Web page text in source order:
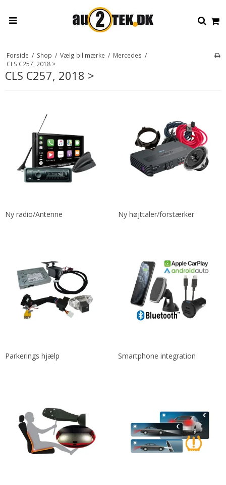
Forside / Shop / Vælg bil mærke / Mercedes /
CLS C257, 2018 >
CLS C257, 2018 >
Ny radio/Antenne Ny højttaler/forstærker
Parkerings hjælp Smartphone integration